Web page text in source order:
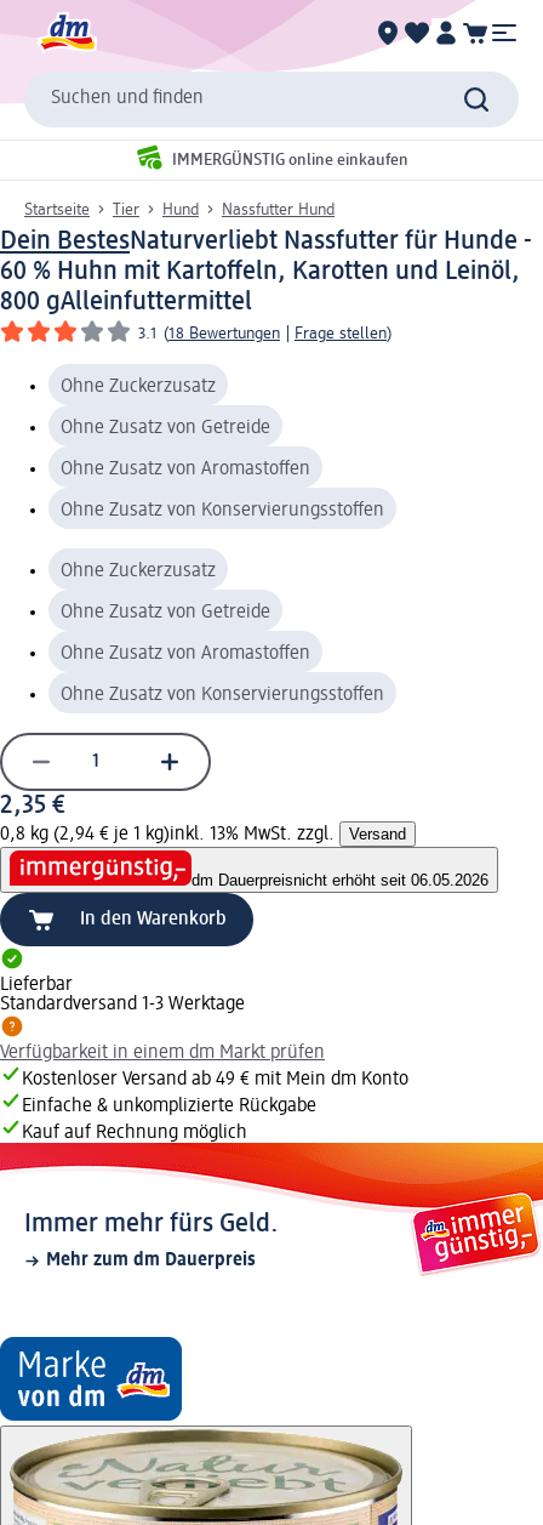
Suchen und finden
IMMERGÜNSTIG online einkaufen
Startseite Tier Hund Nassfutter Hund
Dein BestesNaturverliebt Nassfutter für Hunde -
60 % Huhn mit Kartoffeln, Karotten und Leinöl,
800 gAlleinfuttermittel
3.1 (18 Bewertungen Frage stellen)
Ohne Zuckerzusatz
Ohne Zusatz von Getreide
Ohne Zusatz von Aromastoffen
Ohne Zusatz von Konservierungsstoffen
Ohne Zuckerzusatz
Ohne Zusatz von Getreide
Ohne Zusatz von Aromastoffen
Ohne Zusatz von Konservierungsstoffen
2,35 €
0,8 kg (2,94 € je 1 kg)inkl. 13% MwSt. zzgl. Versand
dm Dauerpreisnicht erhöht seit 06.05.2026
In den Warenkorb
Lieferbar
Standardversand 1-3 Werktage
Verfügbarkeit in einem dm Markt prüfen
Kostenloser Versand ab 49 € mit Mein dm Konto
Einfache & unkomplizierte Rückgabe
Kauf auf Rechnung möglich
Immer mehr fürs Geld.
Mehr zum dm Dauerpreis